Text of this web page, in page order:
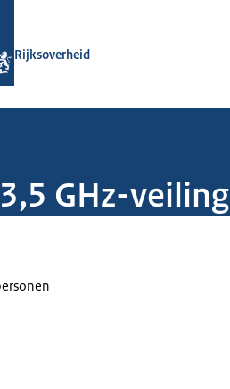
Rijksoverheid
GHz-veiling